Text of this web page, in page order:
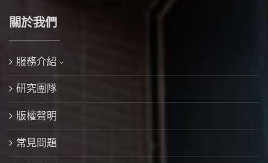
關於我們
服務介紹
研究團隊
版權聲明
常見問題